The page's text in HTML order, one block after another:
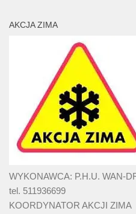
AKCJA ZIMA
WYKONAWCA: P.H.U. WAN-
tel. 511936699
KOORDYNATOR AKCJI ZIMA